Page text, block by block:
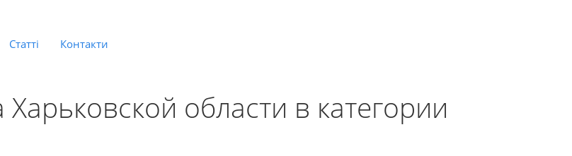
Статті Контакти
области в категории